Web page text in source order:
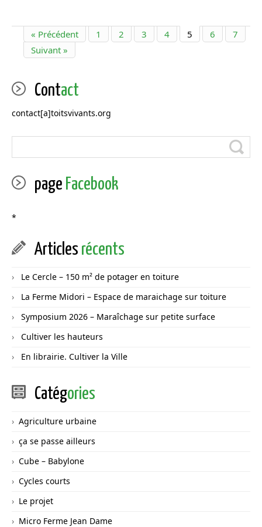
« Précédent 1 2 3 4 5 6
7
Suivant »
Contact
contact[a]toitsvivants.org
page Facebook
*
Articles récents
Le Cercle – 150 m² de potager en toiture
La Ferme Midori – Espace de maraichage sur toiture
Symposium 2026 – Maraîchage sur petite surface
Cultiver les hauteurs
En librairie. Cultiver la Ville
Catégories
Agriculture urbaine
ça se passe ailleurs
Cube – Babylone
Cycles courts
Le projet
Micro Ferme Jean Dame